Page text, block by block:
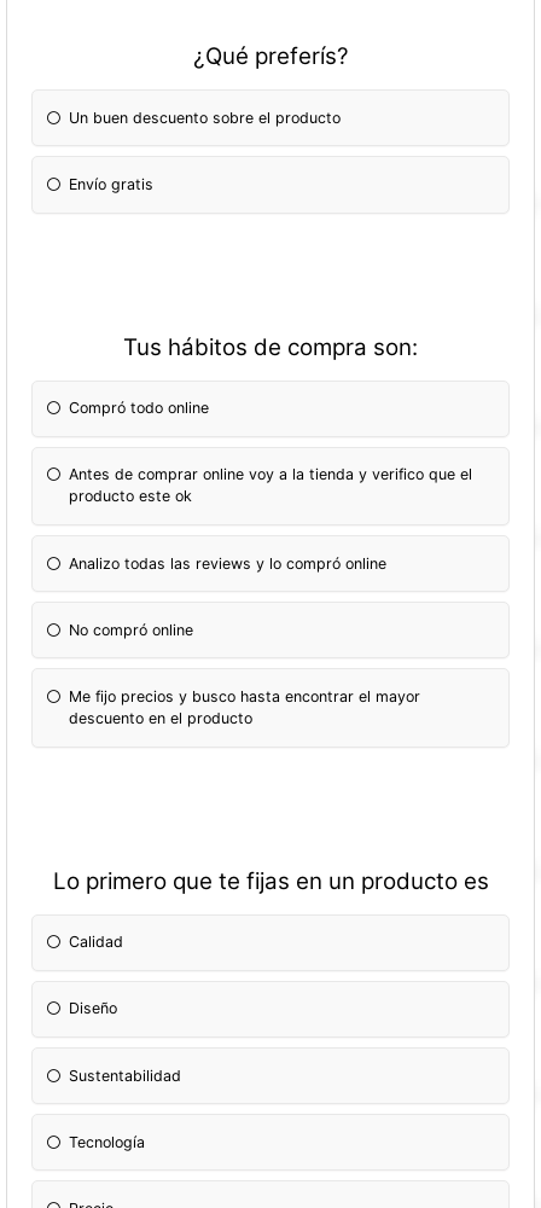
¿Qué preferís?
Un buen descuento sobre el producto
Envío gratis
Tus hábitos de compra son:
Compró todo online
Antes de comprar online voy a la tienda y verifico que el
producto este ok
Analizo todas las reviews y lo compró online
No compró online
Me fijo precios y busco hasta encontrar el mayor
descuento en el producto
Lo primero que te fijas en un producto es
Calidad
Diseño
Sustentabilidad
Tecnología